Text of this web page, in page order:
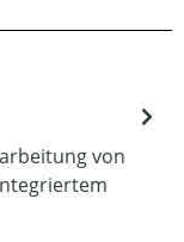
von